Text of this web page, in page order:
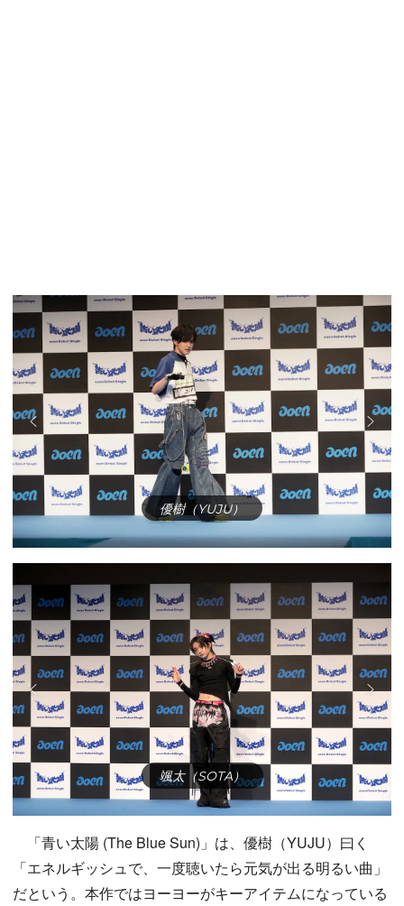
優樹（YUJU）
颯太（SOTA）
「青い太陽 (The Blue Sun)」は、優樹（YUJU）曰く
「エネルギッシュで、一度聴いたら元気が出る明るい曲」
だという。本作ではヨーヨーがキーアイテムになっている